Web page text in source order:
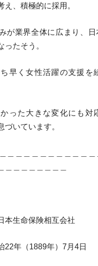
え、積極的に採用。
が業界全体に広まり、
ったそう。
早く女性活躍の支援を
った大きな変化にも対
づいています。
本生命保険相互会社
22年（1889年）7月4日